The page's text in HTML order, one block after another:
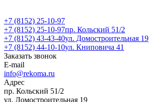
+7 (8152) 25-10-97
+7 (8152) 25-10-97пр. Кольский 51/2
+7 (8152) 43-43-40ул. Домостроительная 19
+7 (8152) 44-10-10ул. Книповича 41
Заказать звонок
E-mail
info@rekoma.ru
Адрес
пр. Кольский 51/2
ул. Домостроительная 19